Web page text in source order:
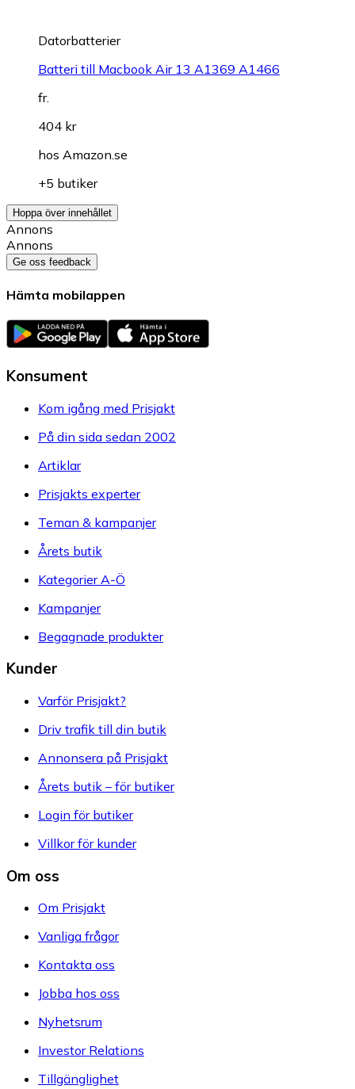
Datorbatterier
Batteri till Macbook Air 13 A1369 A1466
fr.
404 kr
hos Amazon.se
+5 butiker
Hoppa över innehållet
Annons
Annons
Ge oss feedback
Hämta mobilappen
Konsument
Kom igång med Prisjakt
På din sida sedan 2002
Artiklar
Prisjakts experter
Teman & kampanjer
Årets butik
Kategorier A-Ö
Kampanjer
Begagnade produkter
Kunder
Varför Prisjakt?
Driv trafik till din butik
Annonsera på Prisjakt
Årets butik – för butiker
Login för butiker
Villkor för kunder
Om oss
Om Prisjakt
Vanliga frågor
Kontakta oss
Jobba hos oss
Nyhetsrum
Investor Relations
Tillgänglighet